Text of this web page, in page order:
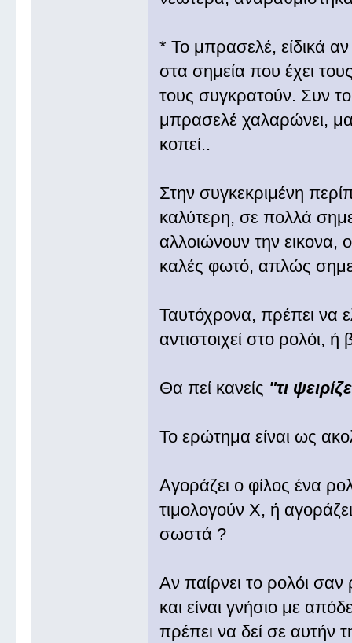
* Το μπρασελέ, είδικά αν
στα σημεία που έχει
τους συγκρατούν. Συν
μπρασελέ χαλαρώνει,
κοπεί..
Στην συγκεκριμένη
καλύτερη, σε πολλά
αλλοιώνουν την εικονα,
καλές φωτό, απλώς
Ταυτόχρονα, πρέπει να
αντιστοιχεί στο ρολόι,
Θα πεί κανείς "τι
Το ερώτημα είναι ως
Αγοράζει ο φίλος ένα
τιμολογούν Χ, ή
σωστά ?
Αν παίρνει το ρολόι σαν
και είναι γνήσιο με
πρέπει να δεί σε αυτήν